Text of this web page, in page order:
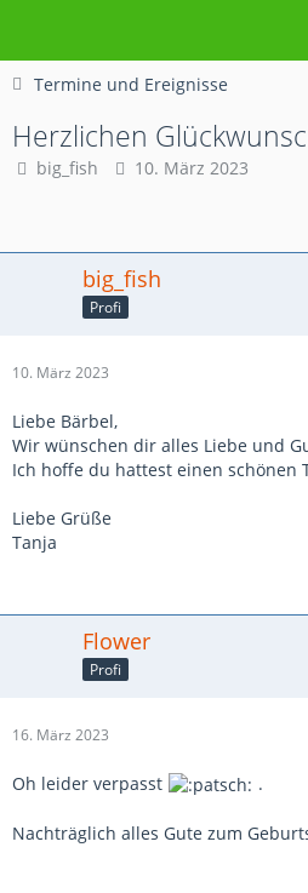
Termine und Ereignisse
Herzlichen
big_fish 10. März 2023
big_fish
Profi
10. März 2023
Liebe Bärbel,
Wir wünschen dir alles Liebe und
Ich hoffe du hattest einen schönen
Liebe Grüße
Tanja
Flower
Profi
16. März 2023
Oh leider verpasst .
Nachträglich alles Gute zum